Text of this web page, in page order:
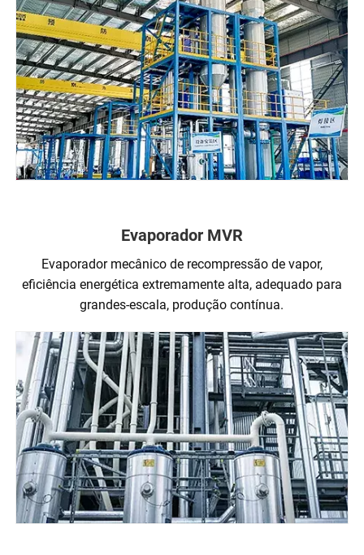
Evaporador MVR
Evaporador mecânico de recompressão de vapor,
eficiência energética extremamente alta, adequado para
grandes-escala, produção contínua.